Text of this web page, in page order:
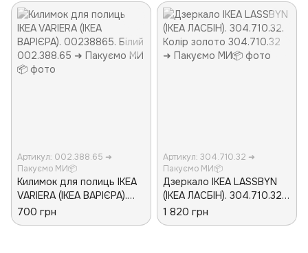
Артикул: 002.388.65 ➜
Пакуємо МИ📦
Килимок для полиць IKEA
VARIERA (ІКЕА ВАРІЄРА).
00238865. Білий
700 грн
Артикул: 304.710.32 ➜
Пакуємо МИ📦
Дзеркало IKEA LASSBYN
(ІКЕА ЛАСБІН). 304.710.32.
Колір золото
1 820 грн